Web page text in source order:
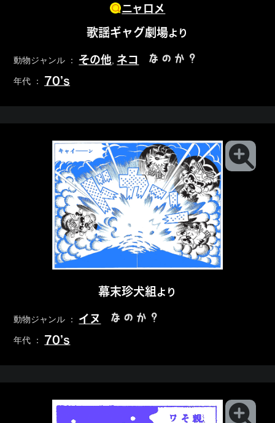
ニャロメ
歌謡ギャグ劇場より
動物ジャンル ： その他 ネコ なのか？
年代 ： 70’s
幕末珍犬組 より
動物ジャンル ： イヌ なのか？
年代 ： 70’s